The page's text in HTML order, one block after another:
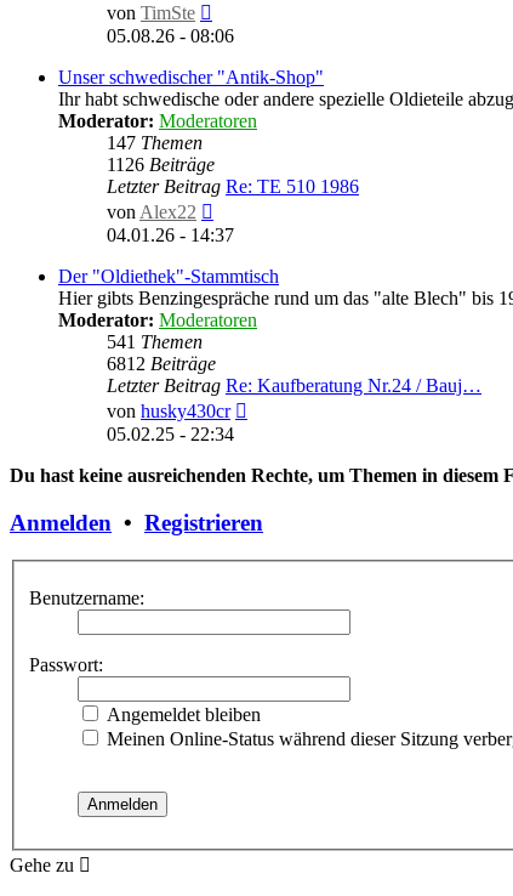
von TimSte
Beitrag
05.08.26 - 08:06
Unser schwedischer "Antik-Shop"
Ihr habt schwedische oder andere spezielle Oldieteile
Moderator: Moderatoren
147 Themen
1126 Beiträge
Letzter Beitrag Re: TE 510 1986
von Alex22
Beitrag
04.01.26 - 14:37
Der "Oldiethek"-Stammtisch
Hier gibts Benzingespräche rund um das "alte Blech" bis
Moderator: Moderatoren
541 Themen
6812 Beiträge
Letzter Beitrag Re: Kaufberatung Nr.24 / Bauj…
von husky430cr
05.02.25 - 22:34
Du hast keine ausreichenden Rechte, um Themen in diesem
Anmelden • Registrieren
Benutzername:
Passwort:
Angemeldet bleiben
Meinen Online-Status während dieser Sitzung
Gehe zu